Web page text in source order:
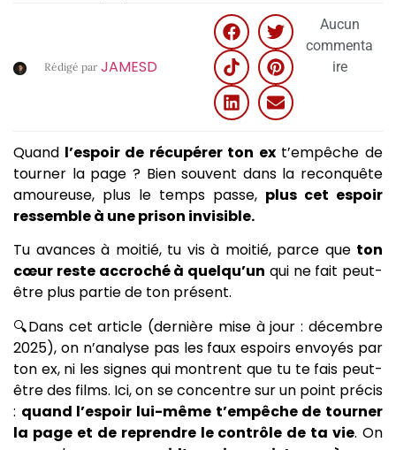
Rédigé par JAMESD
Aucun
commenta
ire
Quand l’espoir de récupérer ton ext’empêche de
tourner la page ? Bien souvent dans la reconquête
amoureuse, plus le temps passe, plus cet espoir
ressemble à une prison invisible.
Tu avances à moitié, tu vis à moitié, parce que ton
cœur reste accroché à quelqu’un qui ne fait peut-
être plus partie de ton présent.
🔍Dans cet article (dernière mise à jour : décembre
2025), on n’analyse pas les faux espoirs envoyés par
ton ex, ni les signes qui montrent que tu te fais peut-
être des films. Ici, on se concentre sur un point précis
: quand l’espoir lui-même t’empêche de tourner
la page et de reprendre le contrôle de ta vie. On